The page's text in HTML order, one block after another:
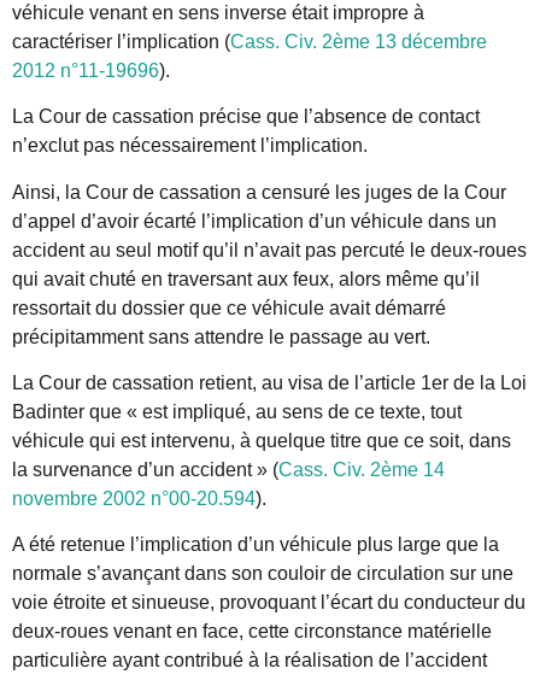
véhicule venant en sens inverse était impropre à
caractériser l’implication (Cass. Civ. 2ème 13 décembre
2012 n°11-19696).
La Cour de cassation précise que l’absence de contact
n’exclut pas nécessairement l’implication.
Ainsi, la Cour de cassation a censuré les juges de la Cour
d’appel d’avoir écarté l’implication d’un véhicule dans un
accident au seul motif qu’il n’avait pas percuté le deux-roues
qui avait chuté en traversant aux feux, alors même qu’il
ressortait du dossier que ce véhicule avait démarré
précipitamment sans attendre le passage au vert.
La Cour de cassation retient, au visa de l’article 1er de la Loi
Badinter que « est impliqué, au sens de ce texte, tout
véhicule qui est intervenu, à quelque titre que ce soit, dans
la survenance d’un accident » (Cass. Civ. 2ème 14
novembre 2002 n°00-20.594).
A été retenue l’implication d’un véhicule plus large que la
normale s’avançant dans son couloir de circulation sur une
voie étroite et sinueuse, provoquant l’écart du conducteur du
deux-roues venant en face, cette circonstance matérielle
particulière ayant contribué à la réalisation de l’accident